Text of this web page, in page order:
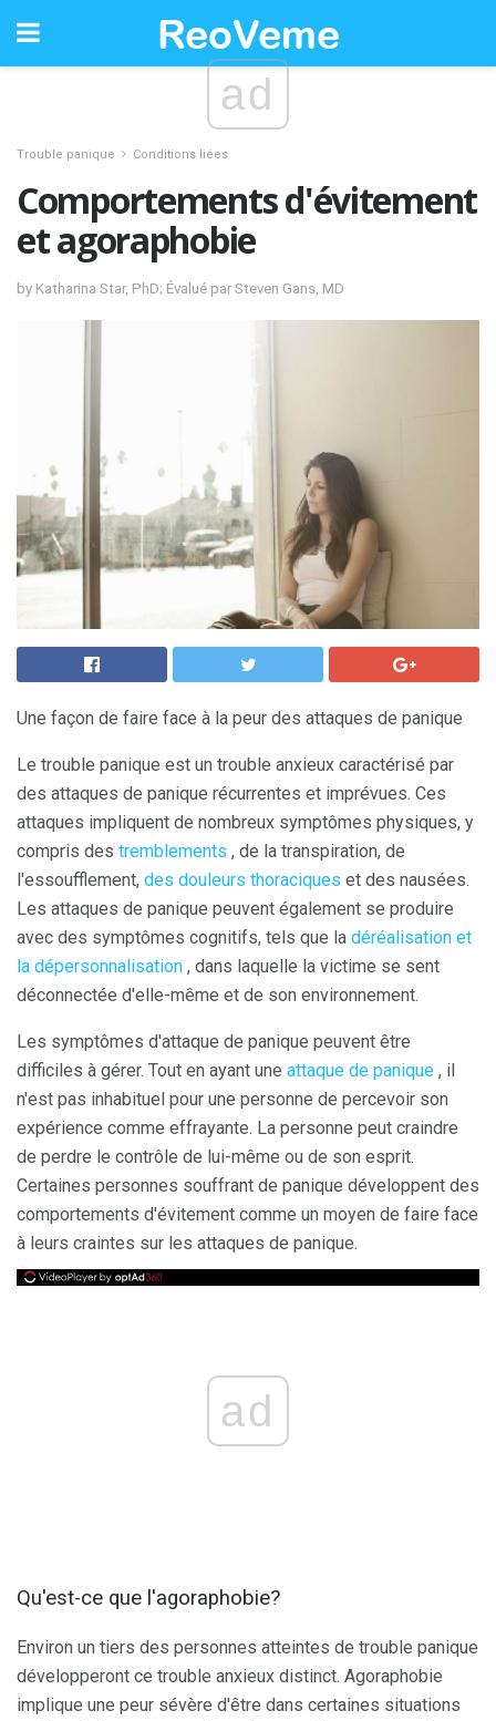
ad
Trouble panique Conditions liées
Comportements d'évitement
et agoraphobie
by Katharina Star, PhD; Évalué par Steven Gans, MD
Une façon de faire face à la peur des attaques de panique
Le trouble panique est un trouble anxieux caractérisé par
des attaques de panique récurrentes et imprévues. Ces
attaques impliquent de nombreux symptômes physiques, y
compris des tremblements , de la transpiration, de
l'essoufflement, des douleurs thoraciques et des nausées.
Les attaques de panique peuvent également se produire
avec des symptômes cognitifs, tels que la déréalisation et
la dépersonnalisation , dans laquelle la victime se sent
déconnectée d'elle-même et de son environnement.
Les symptômes d'attaque de panique peuvent être
difficiles à gérer. Tout en ayant une attaque de panique , il
n'est pas inhabituel pour une personne de percevoir son
expérience comme effrayante. La personne peut craindre
de perdre le contrôle de lui-même ou de son esprit.
Certaines personnes souffrant de panique développent des
comportements d'évitement comme un moyen de faire face
à leurs craintes sur les attaques de panique.
ad
Qu'est-ce que l'agoraphobie?
Environ un tiers des personnes atteintes de trouble panique
développeront ce trouble anxieux distinct. Agoraphobie
implique une peur sévère d'être dans certaines situations